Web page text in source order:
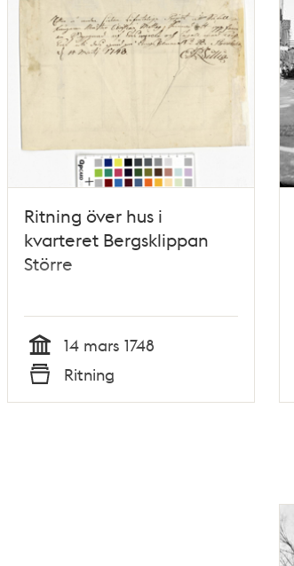
Ritning över hus i
kvarteret Bergsklippan
Större
Tid
14 mars 1748
Typ
Ritning